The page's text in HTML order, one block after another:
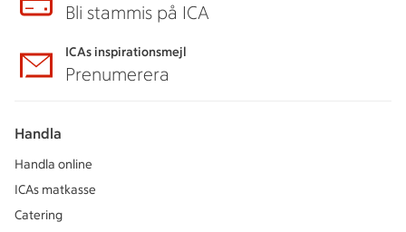
Bli stammis på ICA
ICAs inspirationsmejl
Prenumerera
Handla
Handla online
ICAs matkasse
Catering